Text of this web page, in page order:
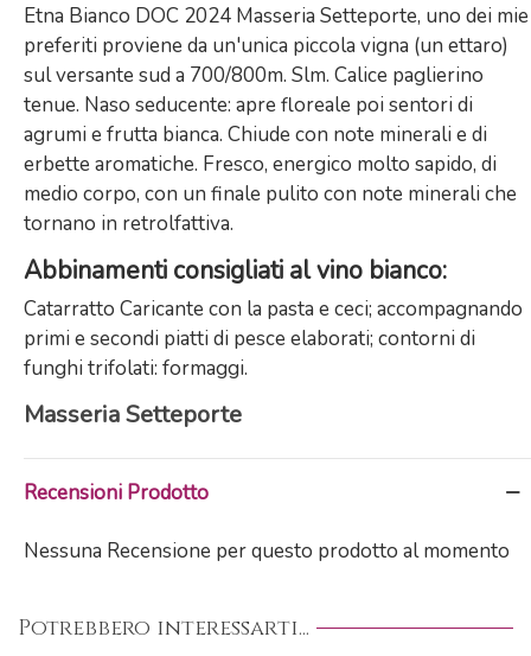
Etna Bianco DOC 2024 Masseria Setteporte, uno dei mie
preferiti proviene da un'unica piccola vigna (un ettaro)
sul versante sud a 700/800m. Slm. Calice paglierino
tenue. Naso seducente: apre floreale poi sentori di
agrumi e frutta bianca. Chiude con note minerali e di
erbette aromatiche. Fresco, energico molto sapido, di
medio corpo, con un finale pulito con note minerali che
tornano in retrolfattiva.
Abbinamenti consigliati al vino bianco:
Catarratto Caricante con la pasta e ceci; accompagnando
primi e secondi piatti di pesce elaborati; contorni di
funghi trifolati: formaggi.
Masseria Setteporte
Recensioni Prodotto
Nessuna Recensione per questo prodotto al momento
Potrebbero interessarti...